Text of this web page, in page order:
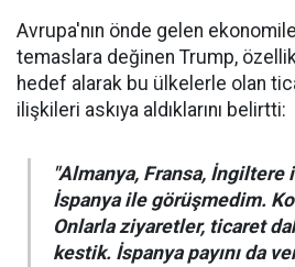
Avrupa'nın önde gelen
temaslara değinen Trump,
hedef alarak bu ülkelerle olan
ilişkileri askıya aldıklarını belirtti:
"Almanya, Fransa, İngiltere
İspanya ile görüşmedim.
Onlarla ziyaretler, ticaret
kestik. İspanya payını da